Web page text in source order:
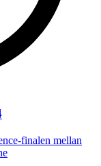
finalen mellan